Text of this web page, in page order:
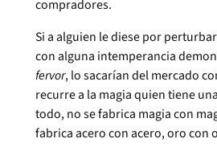
compradores.
Si a alguien le diese por
con alguna intemperancia
fervor, lo sacarían del mercado
recurre a la magia quien tiene
todo, no se fabrica magia con
fabrica acero con acero, oro con